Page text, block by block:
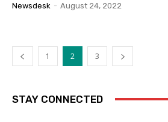
Newsdesk - August 24, 2022
1 2 3
STAY CONNECTED